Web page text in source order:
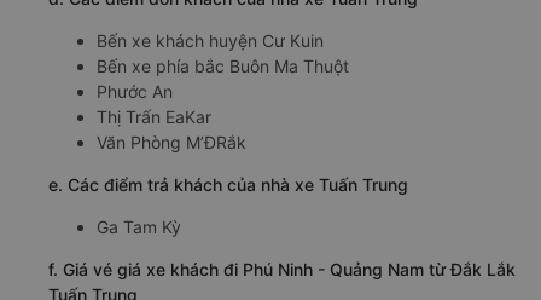
Bến xe khách huyện Cư Kuin
Bến xe phía bắc Buôn Ma Thuột
Phước An
Thị Trấn EaKar
Văn Phòng M’ĐRắk
e. Các điểm trả khách của nhà xe Tuấn Trung
Ga Tam Kỳ
f. Giá vé giá xe khách đi Phú Ninh - Quảng Nam từ Đắk Lắk
Tuấn Trung